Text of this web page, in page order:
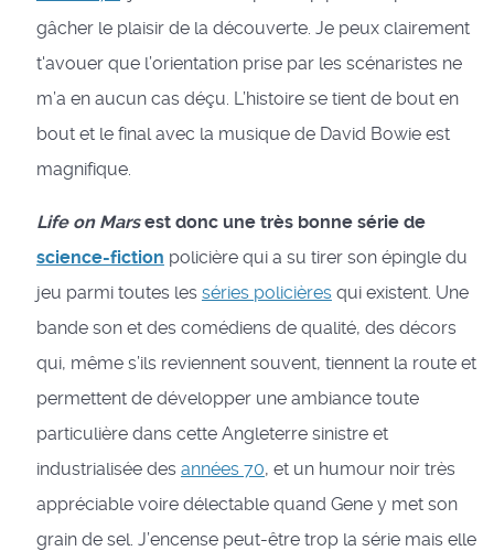
gâcher le plaisir de la découverte. Je peux clairement
t'avouer que l’orientation prise par les scénaristes ne
m’a en aucun cas déçu. L’histoire se tient de bout en
bout et le final avec la musique de David Bowie est
magnifique.
Life on Marsest donc une très bonne série de
science-fiction policière qui a su tirer son épingle du
jeu parmi toutes les séries policièresqui existent. Une
bande son et des comédiens de qualité, des décors
qui, même s’ils reviennent souvent, tiennent la route et
permettent de développer une ambiance toute
particulière dans cette Angleterre sinistre et
industrialisée des années 70, et un humour noir très
appréciable voire délectable quand Gene y met son
grain de sel. J’encense peut-être trop la série mais elle